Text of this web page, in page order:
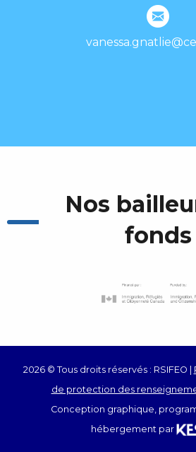
Nos
fonds
2026 © Tous droits réservés : RSIFEO |
de protection des
Conception graphique,
hébergement par